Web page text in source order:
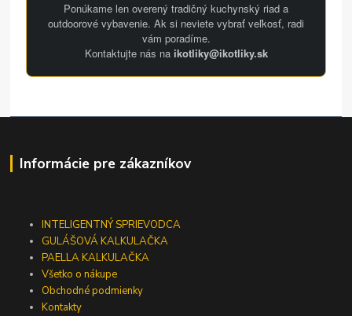
Ponúkame len overený tradičný kuchynský riad a
outdoorové vybavenie. Ak si neviete vybrať veľkosť, radi
vám poradíme.
Kontaktujte nás na ikotliky@ikotliky.sk
Informácie pre zákazníkov
INTELIGENTNÝ SPRIEVODCA
GULÁŠOVÁ KALKULAČKA
PAELLA KALKULAČKA
Všetko o nákupe
Obchodné podmienky
Kontakty